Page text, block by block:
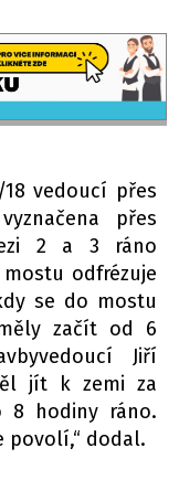
vedoucí přes
přes
2 a 3 ráno
odfrézuje
se do mostu
začít od 6
Jiří
jít k zemi za
8 hodiny ráno.
povolí,“ dodal.